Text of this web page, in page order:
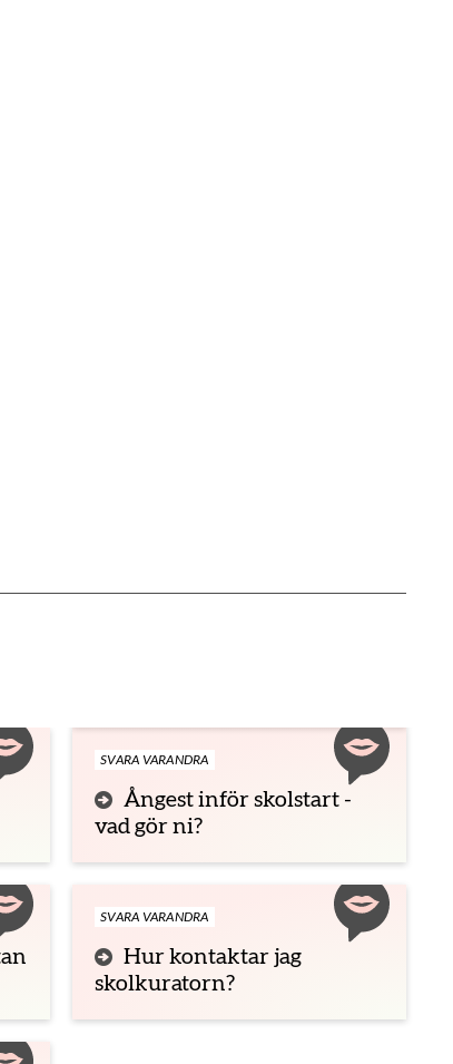
SVARA VARANDRA
Ångest inför skolstart -
vad gör ni?
SVARA VARANDRA
Hur kontaktar jag
skolkuratorn?